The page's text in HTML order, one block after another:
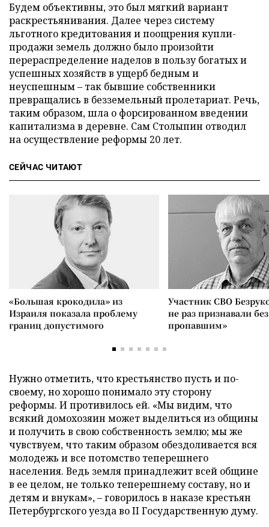
Будем объективны, это был мягкий вариант
раскрестьянивания. Далее через систему
льготного кредитования и поощрения купли-
продажи земель должно было произойти
перераспределение наделов в пользу богатых и
успешных хозяйств в ущерб бедным и
неуспешным – так бывшие собственники
превращались в безземельный пролетариат. Речь,
таким образом, шла о форсированном введении
капитализма в деревне. Сам Столыпин отводил
на осуществление реформы 20 лет.
СЕЙЧАС ЧИТАЮТ
«Большая крокодила» из
Израиля показала проблему
границ допустимого
Участник СВО
не раз признавали
пропавшим»
Нужно отметить, что крестьянство пусть и по-
своему, но хорошо понимало эту сторону
реформы. И противилось ей. «Мы видим, что
всякий домохозяин может выделиться из общины
и получить в свою собственность землю; мы же
чувствуем, что таким образом обездоливается вся
молодежь и все потомство теперешнего
населения. Ведь земля принадлежит всей общине
в ее целом, не только теперешнему составу, но и
детям и внукам», – говорилось в наказе крестьян
Петербургского уезда во II Государственную думу.